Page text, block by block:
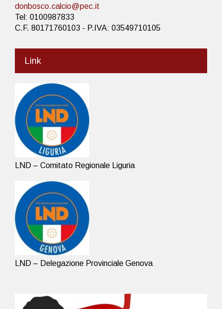
donbosco.calcio@pec.it
Tel: 0100987833
C.F. 80171760103 - P.IVA: 03549710105
Link
LND – Comitato Regionale Liguria
LND – Delegazione Provinciale Genova